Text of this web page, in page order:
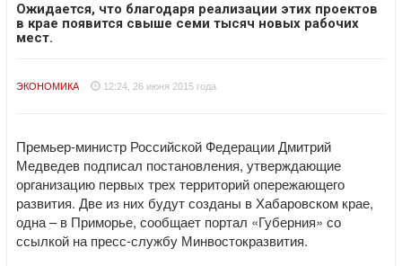
Ожидается, что благодаря реализации этих проектов
в крае появится свыше семи тысяч новых рабочих
мест.
ЭКОНОМИКА 12:24, 26 июня 2015 года
Премьер-министр Российской Федерации Дмитрий
Медведев подписал постановления, утверждающие
организацию первых трех территорий опережающего
развития. Две из них будут созданы в Хабаровском крае,
одна – в Приморье, сообщает портал «Губерния» со
ссылкой на пресс-службу Минвостокразвития.